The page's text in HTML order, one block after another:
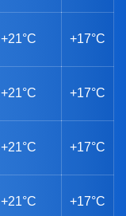
+21°C +17°C
+21°C +17°C
+21°C +17°C
+21°C +17°C